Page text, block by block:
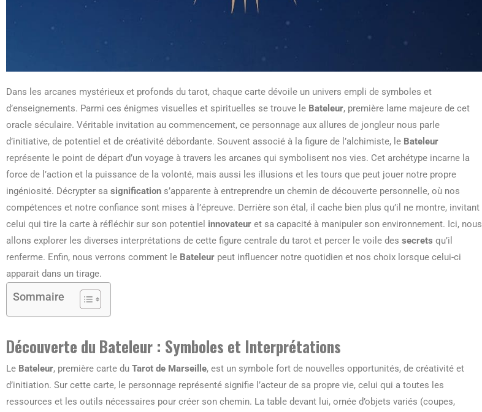
Dans les arcanes mystérieux et profonds du tarot, chaque carte dévoile un univers empli de symboles et
d’enseignements. Parmi ces énigmes visuelles et spirituelles se trouve le Bateleur, première lame majeure de cet
oracle séculaire. Véritable invitation au commencement, ce personnage aux allures de jongleur nous parle
d’initiative, de potentiel et de créativité débordante. Souvent associé à la figure de l’alchimiste, le Bateleur
représente le point de départ d’un voyage à travers les arcanes qui symbolisent nos vies. Cet archétype incarne la
force de l’action et la puissance de la volonté, mais aussi les illusions et les tours que peut jouer notre propre
ingéniosité. Décrypter sa signification s’apparente à entreprendre un chemin de découverte personnelle, où nos
compétences et notre confiance sont mises à l’épreuve. Derrière son étal, il cache bien plus qu’il ne montre, invitant
celui qui tire la carte à réfléchir sur son potentiel innovateur et sa capacité à manipuler son environnement. Ici, nous
allons explorer les diverses interprétations de cette figure centrale du tarot et percer le voile des secrets qu’il
renferme. Enfin, nous verrons comment le Bateleur peut influencer notre quotidien et nos choix lorsque celui-ci
apparait dans un tirage.
Sommaire
Découverte du Bateleur : Symboles et Interprétations
Le Bateleur, première carte du Tarot de Marseille, est un symbole fort de nouvelles opportunités, de créativité et
d’initiation. Sur cette carte, le personnage représenté signifie l’acteur de sa propre vie, celui qui a toutes les
ressources et les outils nécessaires pour créer son chemin. La table devant lui, ornée d’objets variés (coupes,